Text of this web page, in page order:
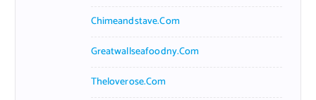
Chimeandstave.com
Greatwallseafoodny.com
Theloverose.com